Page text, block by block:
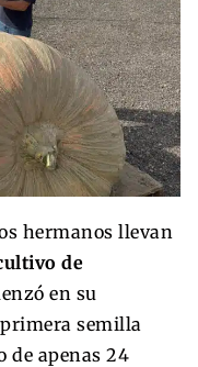
hermanos llevan
de
en su
semilla
de apenas 24